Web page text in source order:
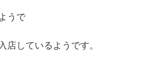
うで
店しているようです。